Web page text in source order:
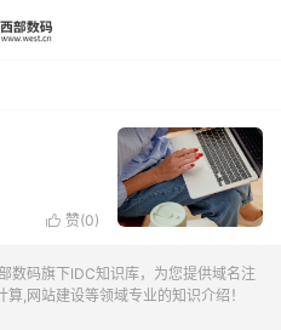
 赞(0)
数码旗下IDC知识库，为您提供域名注
,网站建设等领域专业的知识介绍！